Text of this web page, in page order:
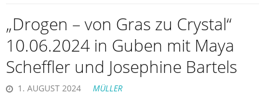
„Drogen – von Gras zu Crystal“
10.06.2024 in Guben mit Maya
Scheffler und Josephine Bartels
1. AUGUST 2024 MÜLLER